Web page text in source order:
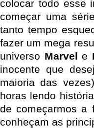
colocar todo esse
começar uma
tanto tempo
fazer um mega
universo Marvel e
inocente que
maioria das
horas lendo
de começarmos a
conheçam as